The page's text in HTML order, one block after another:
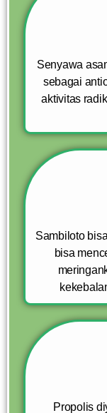
Senyawa
sebagai
aktivitas
Sambiloto
bisa
Propolis